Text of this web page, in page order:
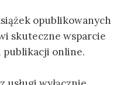
opublikowanych
skuteczne wsparcie
online.